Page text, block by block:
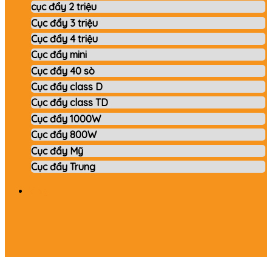
cục đẩy 2 triệu
Cục đẩy 3 triệu
Cục đẩy 4 triệu
Cục đẩy mini
Cục đẩy 40 sò
Cục đẩy class D
Cục đẩy class TD
Cục đẩy 1000W
Cục đẩy 800W
Cục đẩy Mỹ
Cục đẩy Trung